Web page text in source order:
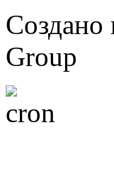
Создано
Group